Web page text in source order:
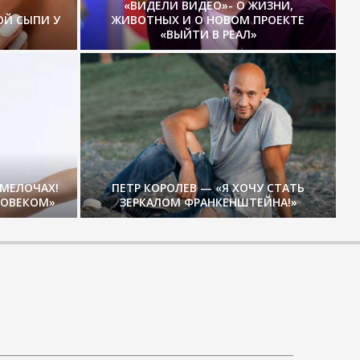
СЫПИ У
«ВИДЕЛИ ВИДЕО»- О ЖИЗНИ,
ЖИВОТНЫХ И О НОВОМ ПРОЕКТЕ
«ВЫЙТИ В РЕАЛ»
ПЕТР КОРОЛЕВ — «Я ХОЧУ СТАТЬ
ЗЕРКАЛОМ ФРАНКЕНШТЕЙНА!»